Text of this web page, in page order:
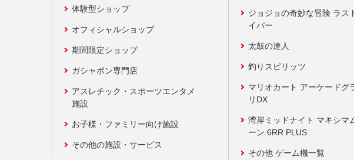
体験型ショップ
オフィシャルショップ
期間限定ショップ
ガシャポン専門店
アスレチック・スポーツエンタメ
施設
お子様・ファミリー向け施設
その他の施設・サービス
ジョジョの奇妙な冒険 ラス
イバー
太鼓の達人
釣りスピリッツ
マリオカート アーケードグ
リDX
湾岸ミッドナイト マキシマ
ーン 6RR PLUS
その他 ゲーム機一覧